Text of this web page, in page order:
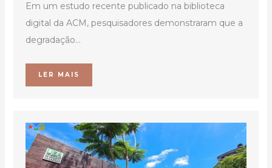
Em um estudo recente publicado na biblioteca
digital da ACM, pesquisadores demonstraram que a
degradação...
LER MAIS